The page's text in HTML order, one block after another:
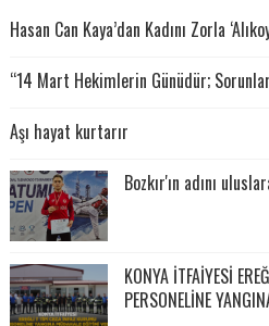
Hasan Can Kaya’dan Kadını Zorla
“14 Mart Hekimlerin Günüdür;
Aşı hayat kurtarır
Bozkır'ın adını
KONYA İTFAİYESİ
PERSONELİNE